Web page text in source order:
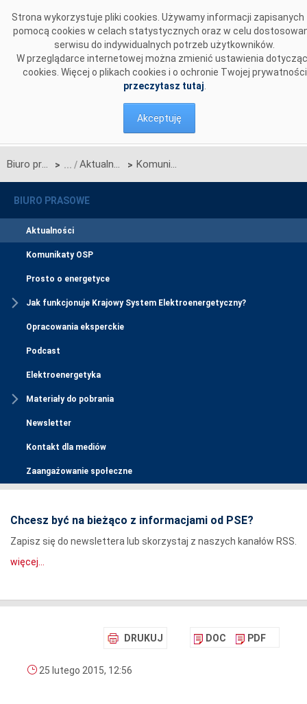
Strona wykorzystuje pliki cookies. Używamy informacji zapisanych
pomocą cookies w celach statystycznych oraz w celu
serwisu do indywidualnych potrzeb użytkowników.
W przeglądarce internetowej można zmienić ustawienia
cookies. Więcej o plikach cookies i o ochronie Twojej prywatności
przeczytasz tutaj
Akceptuję
Biuro prasowe > Aktualności > Komunikat OSP w sprawie rozpoczęcia procesu jednostronnego przetargu miesięcznego na zdolności przesyłowe połączenia PSE S.A. i NEK UKRENERGO na kwiecień 2015 r.
BIURO PRASOWE
Aktualności
Komunikaty OSP
Prosto o energetyce
Jak funkcjonuje Krajowy System Elektroenergetyczny?
Opracowania eksperckie
Podcast
Elektroenergetyka
Materiały do pobrania
Newsletter
Kontakt dla mediów
Zaangażowanie społeczne
Chcesz być na bieżąco z informacjami od PSE?
Zapisz się do newslettera lub skorzystaj z naszych kanałów RSS.
więcej...
DRUKUJ DOC PDF
25 lutego 2015, 12:56